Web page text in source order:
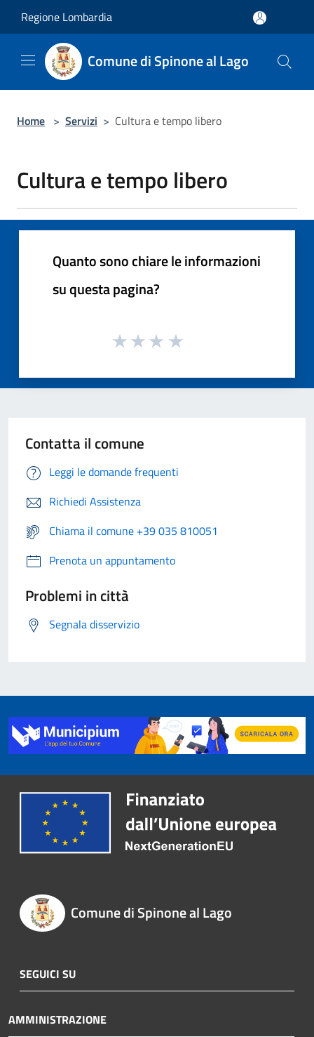
Regione Lombardia
Comune di Spinone al Lago
Home > Servizi > Cultura e tempo libero
Cultura e tempo libero
Quanto sono chiare le informazioni
su questa pagina?
Contatta il comune
Leggi le domande frequenti
Richiedi Assistenza
Chiama il comune +39 035 810051
Prenota un appuntamento
Problemi in città
Segnala disservizio
Comune di Spinone al Lago
SEGUICI SU
AMMINISTRAZIONE